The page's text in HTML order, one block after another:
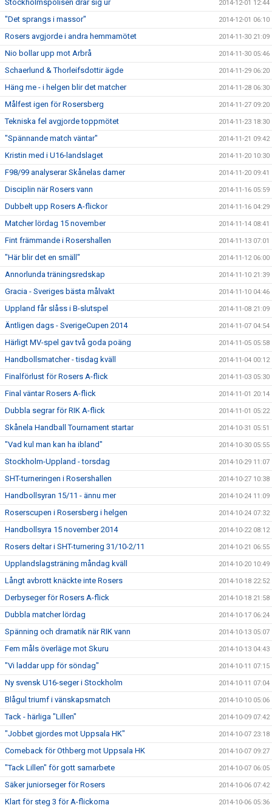
Stockholmspolisen drar sig ur 2014-12-01 12:44
"Det sprangs i massor" 2014-12-01 06:10
Rosers avgjorde i andra hemmamötet 2014-11-30 21:09
Nio bollar upp mot Arbrå 2014-11-30 05:46
Schaerlund & Thorleifsdottir ägde 2014-11-29 06:20
Häng me - i helgen blir det matcher 2014-11-28 06:30
Målfest igen för Rosersberg 2014-11-27 09:20
Tekniska fel avgjorde toppmötet 2014-11-23 18:30
"Spännande match väntar" 2014-11-21 09:42
Kristin med i U16-landslaget 2014-11-20 10:30
F98/99 analyserar Skånelas damer 2014-11-20 09:41
Disciplin när Rosers vann 2014-11-16 05:59
Dubbelt upp Rosers A-flickor 2014-11-16 04:29
Matcher lördag 15 november 2014-11-14 08:41
Fint främmande i Rosershallen 2014-11-13 07:01
"Här blir det en smäll" 2014-11-12 06:00
Annorlunda träningsredskap 2014-11-10 21:39
Gracia - Sveriges bästa målvakt 2014-11-10 04:46
Uppland får slåss i B-slutspel 2014-11-08 21:09
Äntligen dags - SverigeCupen 2014 2014-11-07 04:54
Härligt MV-spel gav två goda poäng 2014-11-05 05:58
Handbollsmatcher - tisdag kväll 2014-11-04 00:12
Finalförlust för Rosers A-flick 2014-11-03 05:30
Final väntar Rosers A-flick 2014-11-01 20:14
Dubbla segrar för RIK A-flick 2014-11-01 05:22
Skånela Handball Tournament startar 2014-10-31 05:51
"Vad kul man kan ha ibland" 2014-10-30 05:55
Stockholm-Uppland - torsdag 2014-10-29 11:07
SHT-turneringen i Rosershallen 2014-10-27 10:38
Handbollsyran 15/11 - ännu mer 2014-10-24 11:09
Roserscupen i Rosersberg i helgen 2014-10-24 07:32
Handbollsyra 15 november 2014 2014-10-22 08:12
Rosers deltar i SHT-turnering 31/10-2/11 2014-10-21 06:55
Upplandslagsträning måndag kväll 2014-10-20 10:49
Långt avbrott knäckte inte Rosers 2014-10-18 22:52
Derbyseger för Rosers A-flick 2014-10-18 21:58
Dubbla matcher lördag 2014-10-17 06:24
Spänning och dramatik när RIK vann 2014-10-13 05:07
Fem måls överläge mot Skuru 2014-10-13 04:43
"Vi laddar upp för söndag" 2014-10-11 07:15
Ny svensk U16-seger i Stockholm 2014-10-11 07:04
Blågul triumf i vänskapsmatch 2014-10-10 05:06
Tack - härliga "Lillen" 2014-10-09 07:42
"Jobbet gjordes mot Uppsala HK" 2014-10-07 23:18
Comeback för Othberg mot Uppsala HK 2014-10-07 09:27
"Tack Lillen" för gott samarbete 2014-10-07 06:05
Säker juniorseger för Rosers 2014-10-06 07:42
Klart för steg 3 för A-flickorna 2014-10-06 05:36